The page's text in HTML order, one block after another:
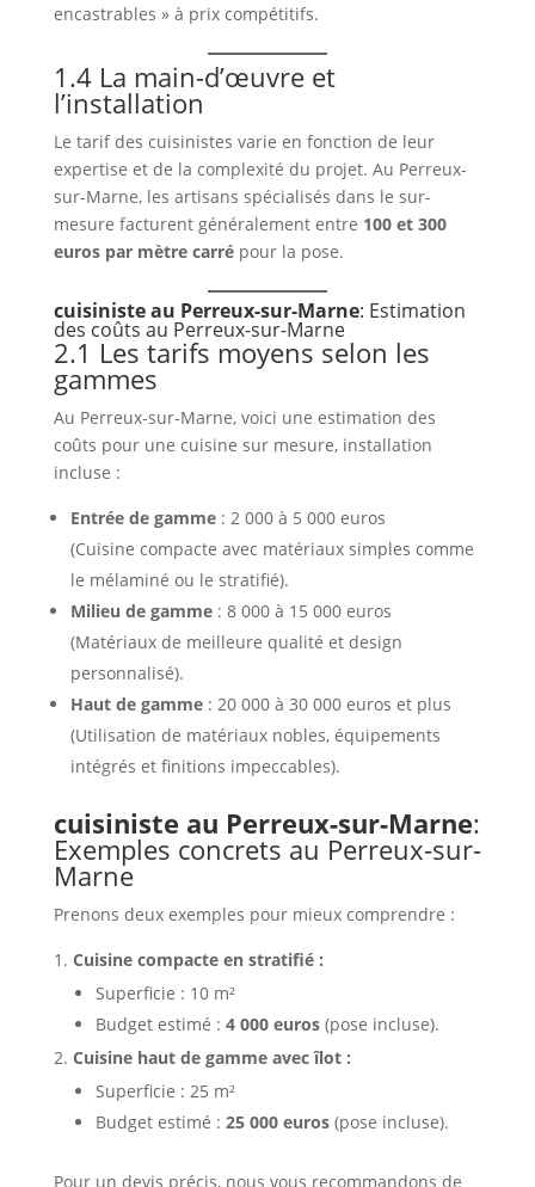
encastrables » à prix compétitifs.
1.4 La main-d’œuvre et
l’installation
Le tarif des cuisinistes varie en fonction de leur
expertise et de la complexité du projet. Au Perreux-
sur-Marne, les artisans spécialisés dans le sur-
mesure facturent généralement entre 100 et 300
euros par mètre carrépour la pose.
cuisiniste au Perreux-sur-Marne: Estimation
des coûts au Perreux-sur-Marne
2.1 Les tarifs moyens selon les
gammes
Au Perreux-sur-Marne, voici une estimation des
coûts pour une cuisine sur mesure, installation
incluse :
Entrée de gamme: 2 000 à 5 000 euros
(Cuisine compacte avec matériaux simples comme
le mélaminé ou le stratifié).
Milieu de gamme: 8 000 à 15 000 euros
(Matériaux de meilleure qualité et design
personnalisé).
Haut de gamme: 20 000 à 30 000 euros et plus
(Utilisation de matériaux nobles, équipements
intégrés et finitions impeccables).
cuisiniste au Perreux-sur-Marne:
Exemples concrets au Perreux-sur-
Marne
Prenons deux exemples pour mieux comprendre :
Cuisine compacte en stratifié :
Superficie : 10 m²
Budget estimé : 4 000 euros(pose incluse).
Cuisine haut de gamme avec îlot :
Superficie : 25 m²
Budget estimé : 25 000 euros(pose incluse).
Pour un devis précis, nous vous recommandons de